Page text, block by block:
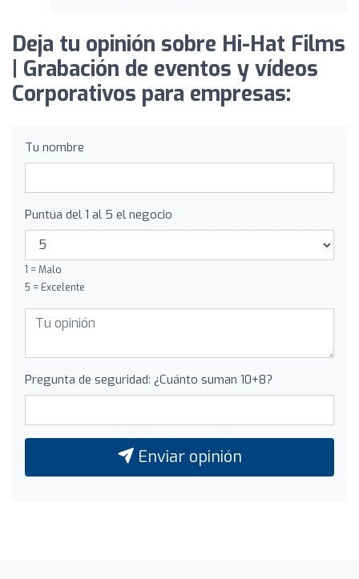
Deja tu opinión sobre Hi-Hat Films
| Grabación de eventos y vídeos
Corporativos para empresas:
Tu nombre
Puntúa del 1 al 5 el negocio
1 = Malo
5 = Excelente
Pregunta de seguridad: ¿Cuánto suman 10+8?
Enviar opinión